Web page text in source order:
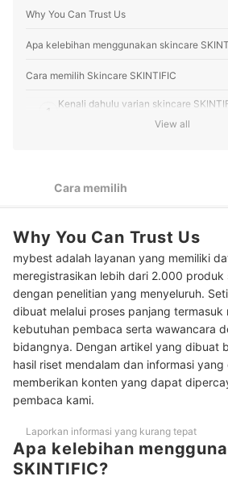
mengolah informasi dari
terbaik yang sesuai dengan
mereka.
Why You Can Trust Us
Apa kelebihan menggunakan skincare
Cara memilih Skincare SKINTIFIC
1
Kenali dahulu varian skincare
Jika kerap beraktivitas outdoor,
4
Jika Anda memiliki permasalahan
toner dan serum dalam rangkaian
5
Untuk perawatan tambahan, Anda
2-3 kali seminggu
Peringkat Rekomendasi Face Wash
Peringkat Rekomendasi Moisturizer
Peringkat Rekomendasi Sunscreen
Peringkat Rekomendasi Serum SKINTIFIC
Baca juga rekomendasi produk perawatan
View all
Cara memilih
Why You Can Trust Us
mybest adalah layanan yang memiliki
meregistrasikan lebih dari 2.000 produk
dengan penelitian yang menyeluruh.
dibuat melalui proses panjang termasuk
kebutuhan pembaca serta wawancara
bidangnya. Dengan artikel yang dibuat
hasil riset mendalam dan informasi
memberikan konten yang dapat
pembaca kami.
Laporkan informasi yang kurang tepat
Apa kelebihan
SKINTIFIC?